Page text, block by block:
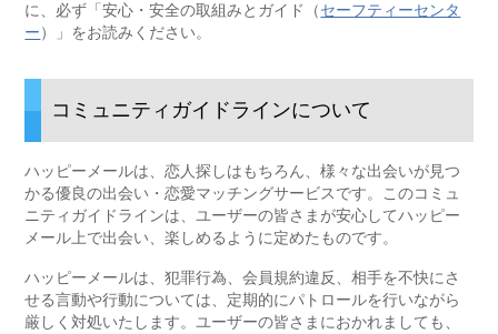
に、必ず「安心・安全の取組みとガイド（セーフティーセンタ
ー）」をお読みください。
コミュニティガイドラインについて
ハッピーメールは、恋人探しはもちろん、様々な出会いが見つ
かる優良の出会い・恋愛マッチングサービスです。このコミュ
ニティガイドラインは、ユーザーの皆さまが安心してハッピー
メール上で出会い、楽しめるように定めたものです。
ハッピーメールは、犯罪行為、会員規約違反、相手を不快にさ
せる言動や行動については、定期的にパトロールを行いながら
厳しく対処いたします。ユーザーの皆さまにおかれましても、